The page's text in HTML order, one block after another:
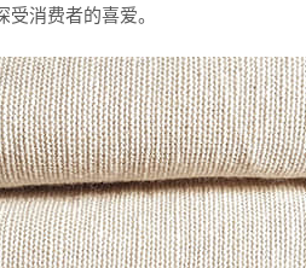
消费者的喜爱。